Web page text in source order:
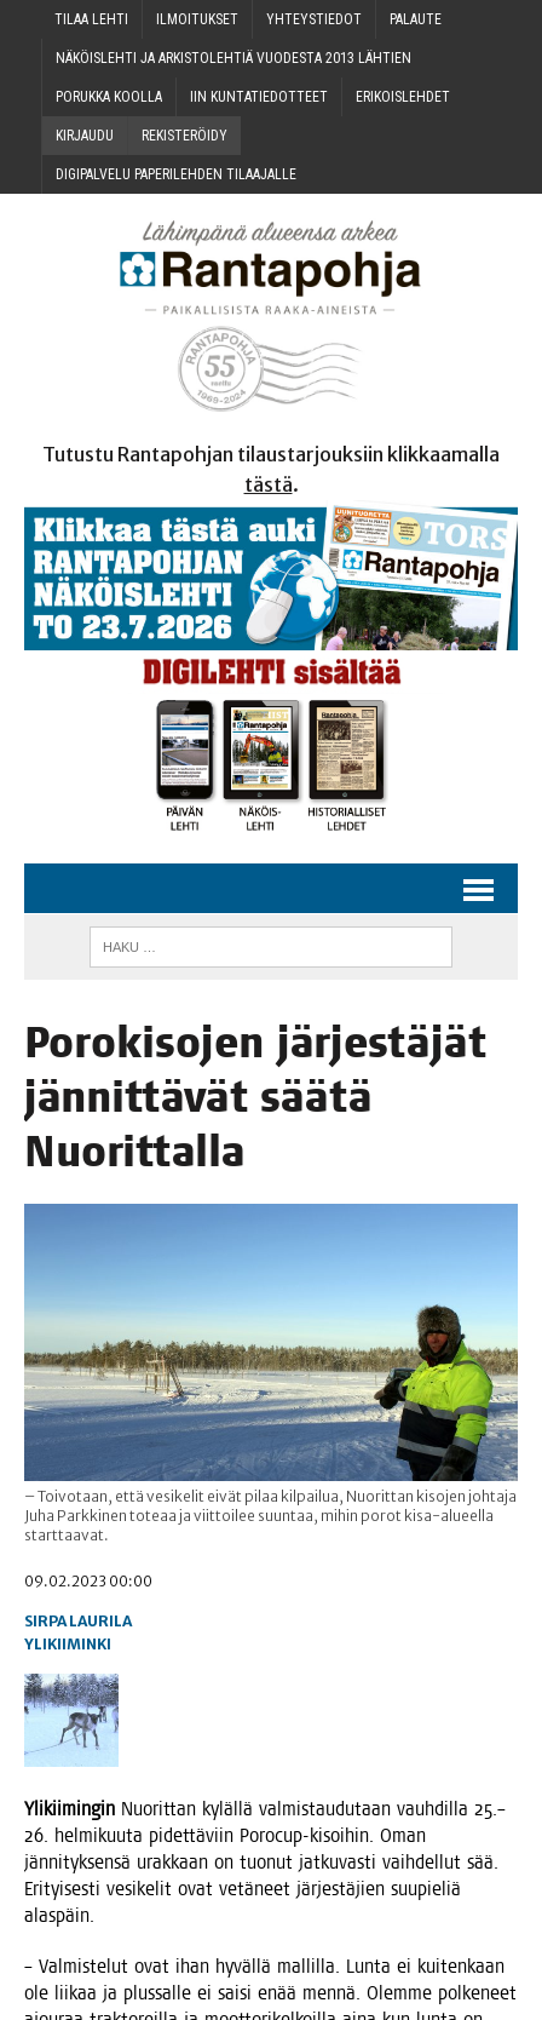
TILAA LEH­TI ILMOI­TUK­SET YHTEYS­TIE­DOT PALAU­TE
NÄKÖIS­LEH­TI JA ARKIS­TO­LEH­TIÄ VUO­DES­TA 2013 LÄHTIEN
PORUK­KA KOOLLA IIN KUN­TA­TIE­DOT­TEET ERI­KOIS­LEH­DET
KIR­JAU­DU REKIS­TE­RÖI­DY
DIGI­PAL­VE­LU PAPE­RI­LEH­DEN TILAAJALLE
Tutustu Rantapohjan tilaustarjouksiin klikkaamalla
tästä.
Poro­ki­so­jen jär­jes­tä­jät
jän­nit­tä­vät sää­tä
Nuorittalla
– Toivotaan, että vesikelit eivät pilaa kilpailua, Nuorittan kisojen johtaja
Juha Parkkinen toteaa ja viittoilee suuntaa, mihin porot kisa-alueella
starttaavat.
09.02.2023 00:00
SIRPA LAURILA
YLIKIIMINKI
Yli­kii­min­gin Nuo­rit­tan kyläl­lä val­mis­tau­du­taan vauh­dil­la 25.–
26. hel­mi­kuu­ta pidet­tä­viin Porocup-kisoi­hin. Oman
jän­ni­tyk­sen­sä urak­kaan on tuo­nut jat­ku­vas­ti vaih­del­lut sää.
Eri­tyi­ses­ti vesi­ke­lit ovat vetä­neet jär­jes­tä­jien suu­pie­liä
alaspäin.
– Val­mis­te­lut ovat ihan hyväl­lä mal­lil­la. Lun­ta ei kui­ten­kaan
ole lii­kaa ja plus­sal­le ei sai­si enää men­nä. Olem­me pol­ke­neet